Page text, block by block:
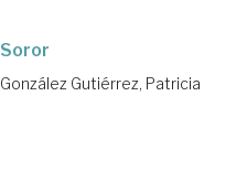
Soror
González Gutiérrez, Patricia